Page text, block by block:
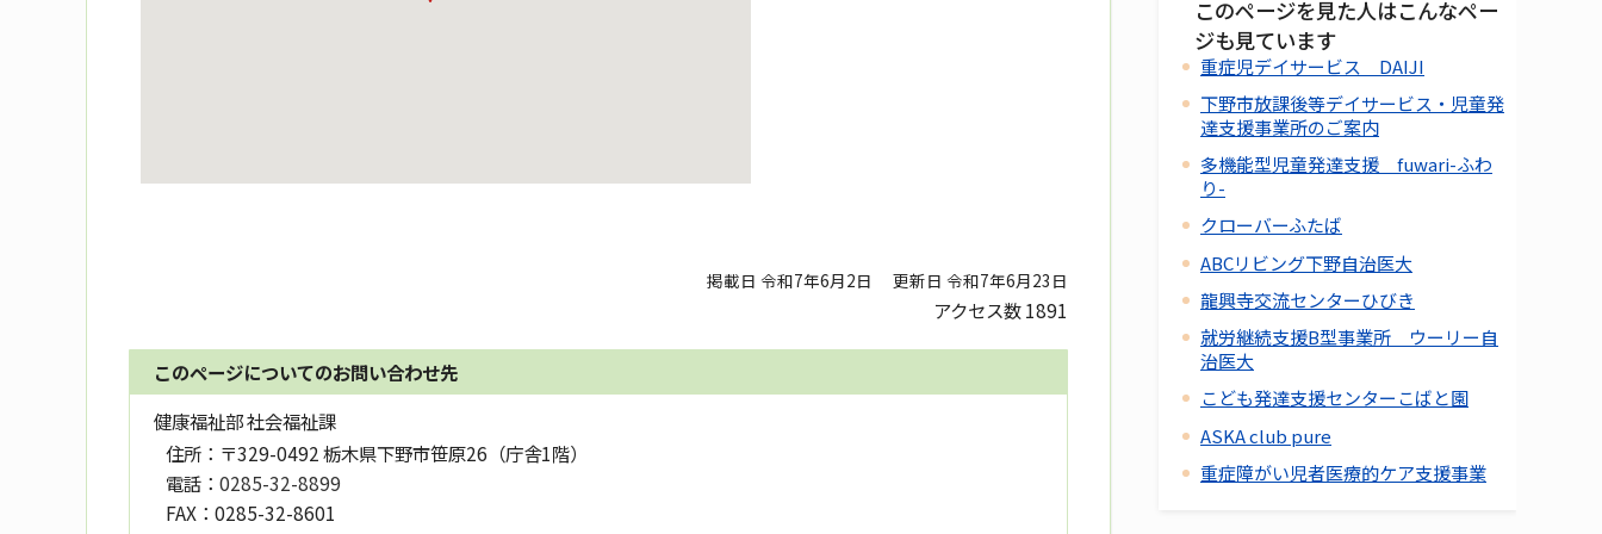
掲載日 令和7年6月2日 更新日 令和7年6月23日
アクセス数1891
このページについてのお問い合わせ先
健康福祉部 社会福祉課
住所： 〒329-0492 栃木県下野市笹原26（庁舎1階）
電話： 0285-32-8899
FAX： 0285-32-8601
このページを見た人はこんなペー
ジも見ています
重症児デイサービス DAIJI
下野市放課後等デイサービス・児童発
達支援事業所のご案内
多機能型児童発達支援 fuwari-ふわ
り-
クローバーふたば
ABCリビング下野自治医大
龍興寺交流センターひびき
就労継続支援B型事業所 ウーリー自
治医大
こども発達支援センターこばと園
ASKA club pure
重症障がい児者医療的ケア支援事業